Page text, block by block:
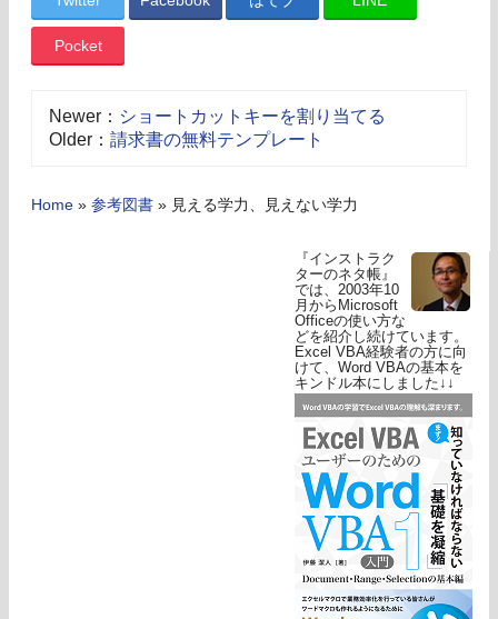
Pocket
Newer： ショートカットキーを割り当てる
Older： 請求書の無料テンプレート
Home » 参考図書 » 見える学力、見えない学力
『インストラク
ターのネタ帳』
では、2003年10
月からMicrosoft
Officeの使い方な
どを紹介し続けています。
Excel VBA経験者の方に向
けて、Word VBAの基本を
キンドル本にしました↓↓